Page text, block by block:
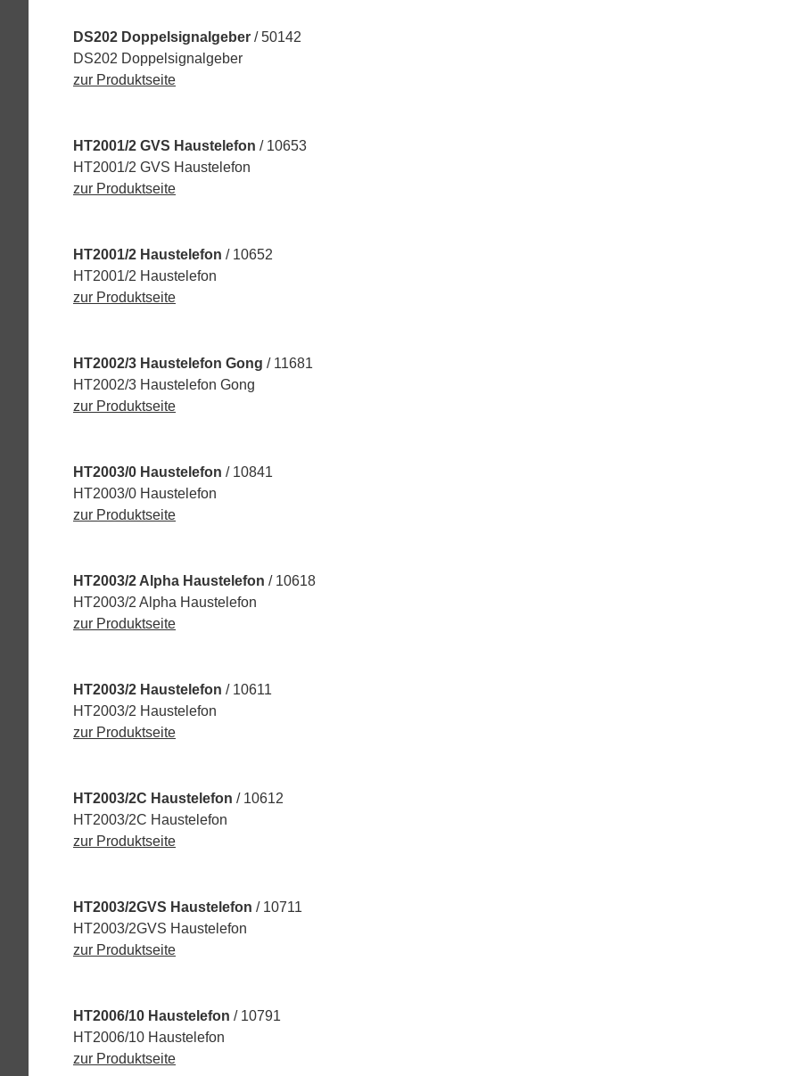
DS202 Doppelsignalgeber / 50142
DS202 Doppelsignalgeber
zur Produktseite
HT2001/2 GVS Haustelefon / 10653
HT2001/2 GVS Haustelefon
zur Produktseite
HT2001/2 Haustelefon / 10652
HT2001/2 Haustelefon
zur Produktseite
HT2002/3 Haustelefon Gong / 11681
HT2002/3 Haustelefon Gong
zur Produktseite
HT2003/0 Haustelefon / 10841
HT2003/0 Haustelefon
zur Produktseite
HT2003/2 Alpha Haustelefon / 10618
HT2003/2 Alpha Haustelefon
zur Produktseite
HT2003/2 Haustelefon / 10611
HT2003/2 Haustelefon
zur Produktseite
HT2003/2C Haustelefon / 10612
HT2003/2C Haustelefon
zur Produktseite
HT2003/2GVS Haustelefon / 10711
HT2003/2GVS Haustelefon
zur Produktseite
HT2006/10 Haustelefon / 10791
HT2006/10 Haustelefon
zur Produktseite